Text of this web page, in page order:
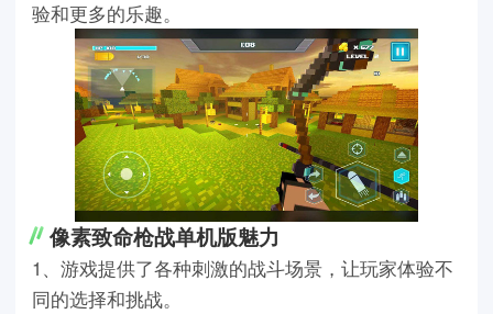
验和更多的乐趣。
像素致命枪战单机版魅力
1、游戏提供了各种刺激的战斗场景，让玩家体验不
同的选择和挑战。